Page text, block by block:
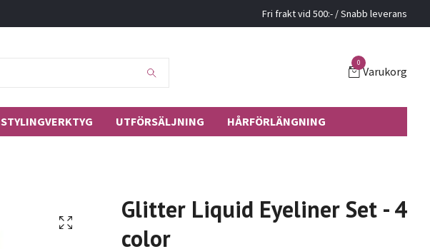
Fri frakt vid 500:- / Snabb leverans
0
Varukorg
STYLINGVERKTYG UTFÖRSÄLJNING HÅRFÖRLÄNGNING
Glitter Liquid Eyeliner Set - 4
color